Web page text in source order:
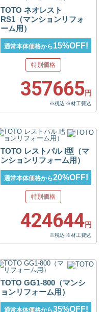
TOTO ネオレスト
RS1（マンションリフォ
ーム用）
通常本体価格から15%OFF!
特別価格
357665円
※税込 ※材工費込
TOTO レストパル I型（マ
ンションリフォーム用）
通常本体価格から20%OFF!
特別価格
424644円
※税込 ※材工費込
TOTO GG1-800（マンシ
ョンリフォーム用）
通常本体価格から35%OFF!